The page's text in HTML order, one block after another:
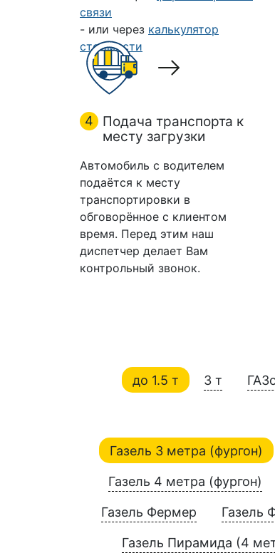
связи
- или через калькулятор
стоимости
4
Подача транспорта к
месту загрузки
Автомобиль с водителем
подаётся к месту
транспортировки в
обговорённое с клиентом
время. Перед этим наш
диспетчер делает Вам
контрольный звонок.
до 1.5 т 3 т
Газель 3 метра (фургон)
Газель 4 метра (фургон)
Газель Фермер Газель
Газель Пирамида (4